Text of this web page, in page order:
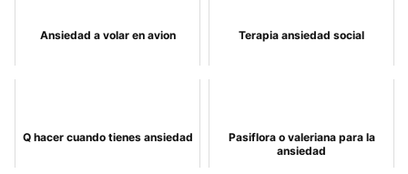
Ansiedad a volar en avion Terapia ansiedad social
Q hacer cuando tienes ansiedad
Pasiflora o valeriana para la
ansiedad